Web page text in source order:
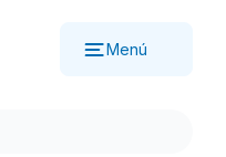
Menú